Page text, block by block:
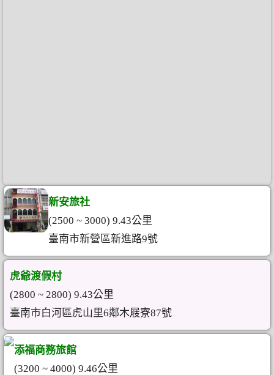
新安旅社
(2500 ~ 3000) 9.43公里
臺南市新營區新進路9號
虎爺渡假村
(2800 ~ 2800) 9.43公里
臺南市白河區虎山里6鄰木屐寮87號
添福商務旅館
(3200 ~ 4000) 9.46公里